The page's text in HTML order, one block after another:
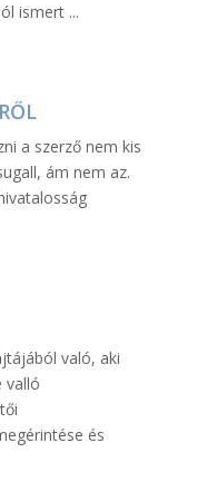
ismert ...
a szerző nem kis
ám nem az.
való, aki
valló
és